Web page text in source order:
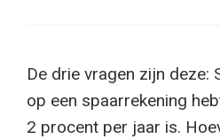
De drie vragen zijn deze:
op een spaarrekening
2 procent per jaar is.